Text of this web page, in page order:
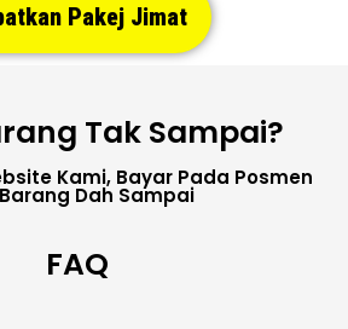
Pakej Jimat
Tak Sampai?
Kami, Bayar Pada Posmen
Dah Sampai
FAQ